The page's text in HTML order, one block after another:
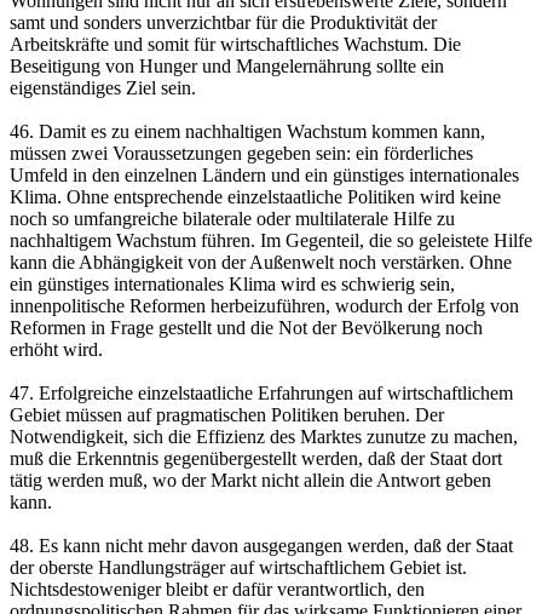
samt und sonders unverzichtbar für die Produktivität der
Arbeitskräfte und somit für wirtschaftliches Wachstum. Die
Beseitigung von Hunger und Mangelernährung sollte ein
eigenständiges Ziel sein.
46. Damit es zu einem nachhaltigen Wachstum kommen kann,
müssen zwei Voraussetzungen gegeben sein: ein förderliches
Umfeld in den einzelnen Ländern und ein günstiges internationales
Klima. Ohne entsprechende einzelstaatliche Politiken wird keine
noch so umfangreiche bilaterale oder multilaterale Hilfe zu
nachhaltigem Wachstum führen. Im Gegenteil, die so geleistete Hilfe
kann die Abhängigkeit von der Außenwelt noch verstärken. Ohne
ein günstiges internationales Klima wird es schwierig sein,
innenpolitische Reformen herbeizuführen, wodurch der Erfolg von
Reformen in Frage gestellt und die Not der Bevölkerung noch
erhöht wird.
47. Erfolgreiche einzelstaatliche Erfahrungen auf wirtschaftlichem
Gebiet müssen auf pragmatischen Politiken beruhen. Der
Notwendigkeit, sich die Effizienz des Marktes zunutze zu machen,
muß die Erkenntnis gegenübergestellt werden, daß der Staat dort
tätig werden muß, wo der Markt nicht allein die Antwort geben
kann.
48. Es kann nicht mehr davon ausgegangen werden, daß der Staat
der oberste Handlungsträger auf wirtschaftlichem Gebiet ist.
Nichtsdestoweniger bleibt er dafür verantwortlich, den